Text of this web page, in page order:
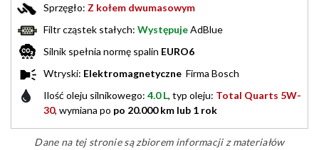
Sprzęgło: Z kołem dwumasowym
Filtr cząstek stałych: WystępujeAdBlue
Silnik spełnia normę spalin EURO6
Wtryski: Elektromagnetyczne Firma Bosch
Ilość oleju silnikowego: 4.0 L, typ oleju: Total Quarts 5W-
30, wymiana po po 20.000 km lub 1 rok
Dane na tej stronie są zbiorem informacji z materiałów